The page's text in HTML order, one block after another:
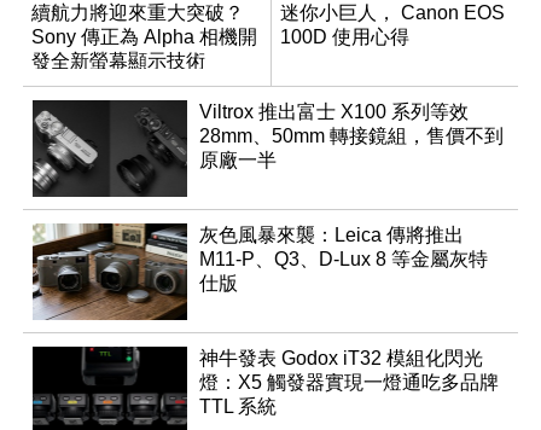
續航力將迎來重大突破？
Sony 傳正為 Alpha 相機開
發全新螢幕顯示技術
迷你小巨人， Canon EOS
100D 使用心得
Viltrox 推出富士 X100 系列等效
28mm、50mm 轉接鏡組，售價不到
原廠一半
灰色風暴來襲：Leica 傳將推出
M11-P、Q3、D-Lux 8 等金屬灰特
仕版
神牛發表 Godox iT32 模組化閃光
燈：X5 觸發器實現一燈通吃多品牌
TTL 系統